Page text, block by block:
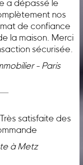
a dépassé le
nos
de confiance
la maison. Merci
sécurisée.
- Paris
satisfaite des
à Metz